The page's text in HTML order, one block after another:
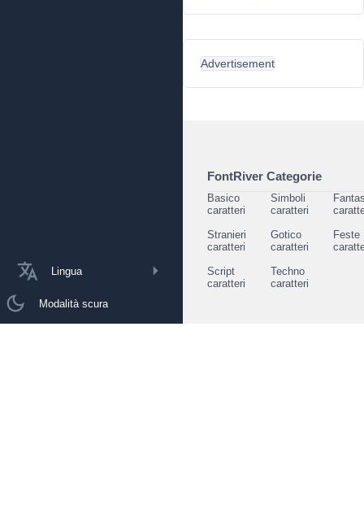
Lingua
Modalità scura
Advertisement
FontRiver Categorie
Basico
caratteri
Simboli
caratteri
Stranieri
caratteri
Gotico
caratteri
Feste
Script
caratteri
Techno
caratteri